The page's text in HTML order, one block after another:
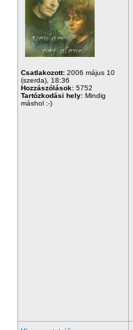
Csatlakozott: 2006 május 10
(szerda), 18:36
Hozzászólások: 5752
Tartózkodási hely: Mindig
máshol :-)